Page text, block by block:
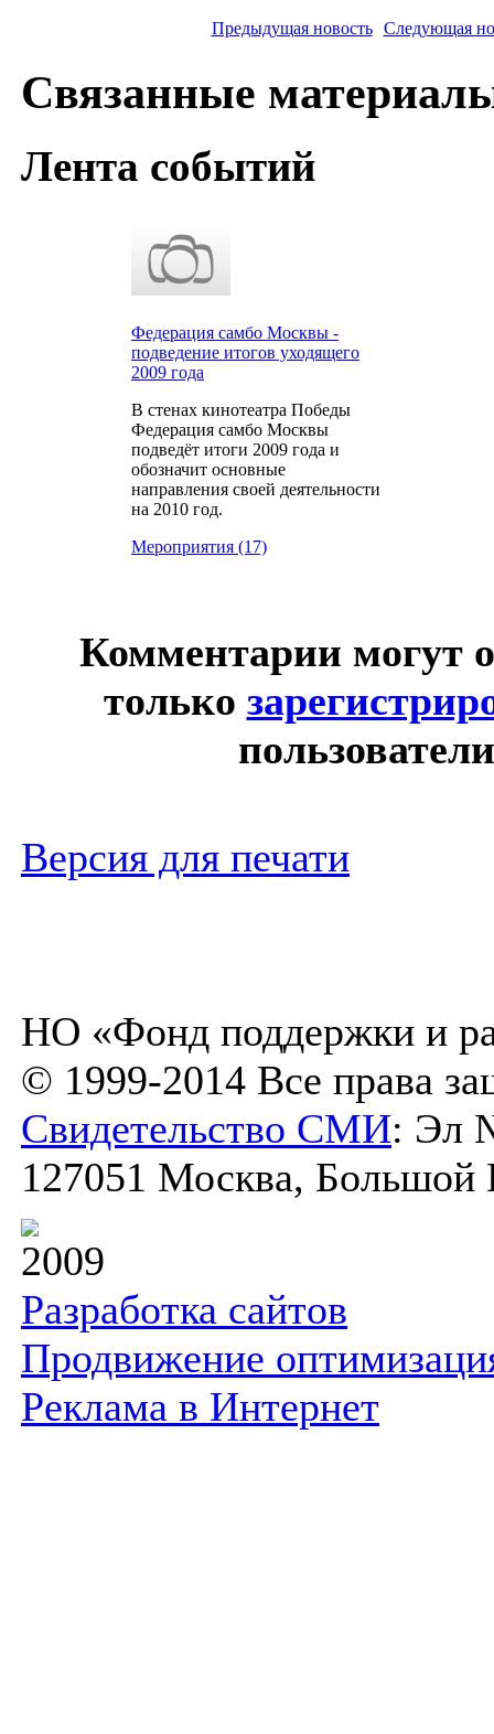
Предыдущая новость Следующая
Связанные
Лента событий
Федерация самбо Москвы -
подведение итогов уходящего
2009 года
В стенах кинотеатра Победы
Федерация самбо Москвы
подведёт итоги 2009 года и
обозначит основные
направления своей деятельности
на 2010 год.
Мероприятия (17)
Комментарии могут
только
Версия для печати
НО «Фонд поддержки и
© 1999-2014 Все права
Свидетельство СМИ: Эл
127051 Москва, Большой
2009
Разработка сайтов
Продвижение
Реклама в Интернет